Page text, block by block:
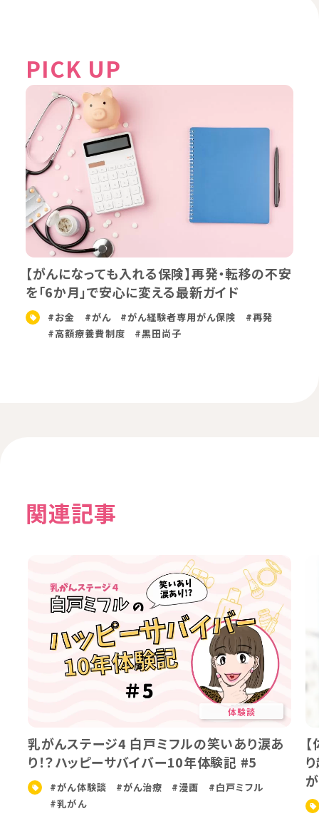
PICK UP
【がんになっても入れる保険】再発・転移の不安
を「6か月」で安心に変える最新ガイド
#お金 #がん #がん経験者専用がん保険
#再発
#高額療養費制度
#黒田尚子
関連記事
体験談
乳がんステージ4 白戸ミフルの笑いあり涙あ
り！？ハッピーサバイバー10年体験記 #5
#がん体験談 #がん治療 #漫画
#白戸ミフル
#乳がん